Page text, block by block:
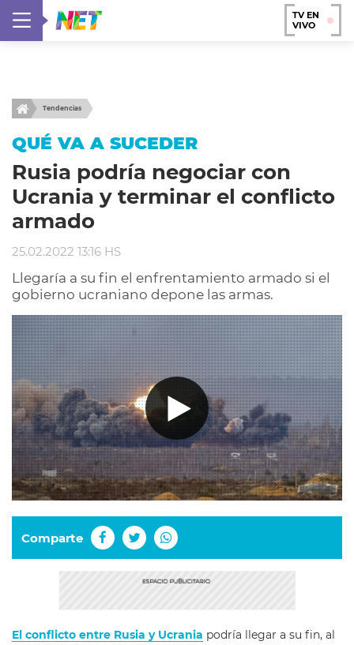
TV EN
VIVO
Tendencias
QUÉ VA A SUCEDER
Rusia podría negociar con
Ucrania y terminar el conflicto
armado
25.02.2022 13:16 HS
Llegaría a su fin el enfrentamiento armado si el
gobierno ucraniano depone las armas.
Comparte
El conflicto entre Rusia y Ucrania podría llegar a su fin, al